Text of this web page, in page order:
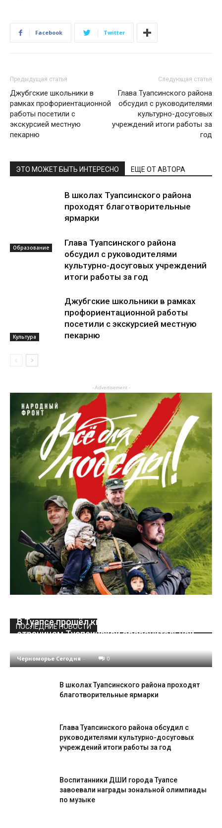
Facebook Twitter
Предыдущая статья
Джубгские школьники в
рамках профориентационной
работы посетили с
экскурсией местную
пекарню
Следующая статья
Глава Туапсинского района
обсудил с руководителями
культурно-досуговых
учреждений итоги работы за
год
ЭТО МОЖЕТ БЫТЬ ИНТЕРЕСНО ЕЩЕ ОТ АВТОРА
Образование
В школах Туапсинского района
проходят благотворительные
ярмарки
Культура
Глава Туапсинского района
обсудил с руководителями
культурно-досуговых учреждений
итоги работы за год
Джубгские школьники в рамках
профориентационной работы
посетили с экскурсией местную
пекарню
- Advertisement -
ПОСЛЕДНИЕ НОВОСТИ
В Туапсе прошёл кинолекторий «По
страницам Туапсинской оборонительной
Черноморье Сегодня - 0
В школах Туапсинского района проходят
благотворительные ярмарки
Глава Туапсинского района обсудил с
руководителями культурно-досуговых
учреждений итоги работы за год
Воспитанники ДШИ города Туапсе
завоевали награды зональной олимпиады
по музыке